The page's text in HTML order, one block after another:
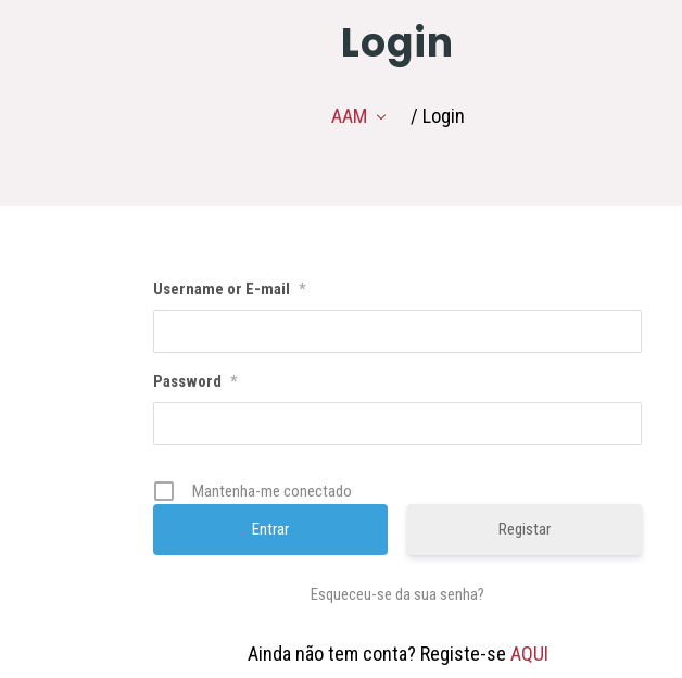
Login
AAM / Login
Username or E-mail *
Password *
Mantenha-me conectado
Registar
Esqueceu-se da sua senha?
Ainda não tem conta? Registe-se AQUI